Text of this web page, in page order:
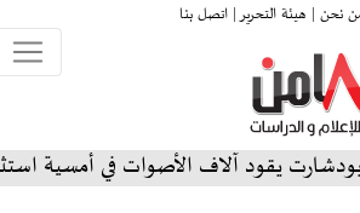
نحن | هيئة التحرير |اتصل بنا
الأصوات في أمسية استثنائية على